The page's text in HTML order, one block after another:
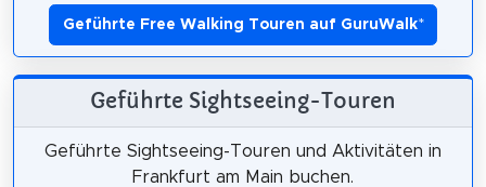
Geführte Free Walking Touren auf GuruWalk*
Geführte Sightseeing-Touren
Geführte Sightseeing-Touren und Aktivitäten in
Frankfurt am Main buchen.